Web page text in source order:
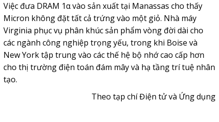
Việc đưa DRAM 1α vào sản xuất tại Manassas cho thấy
Micron không đặt tất cả trứng vào một giỏ. Nhà máy
Virginia phục vụ phân khúc sản phẩm vòng đời dài cho
các ngành công nghiệp trọng yếu, trong khi Boise và
New York tập trung vào các thế hệ bộ nhớ cao cấp hơn
cho thị trường điện toán đám mây và hạ tầng trí tuệ nhân
tạo.
Theo tạp chí Điện tử và Ứng dụng